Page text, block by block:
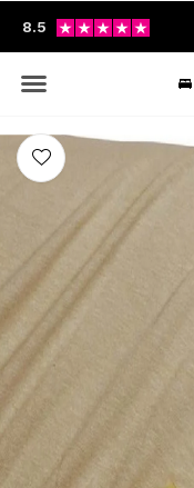
8.5